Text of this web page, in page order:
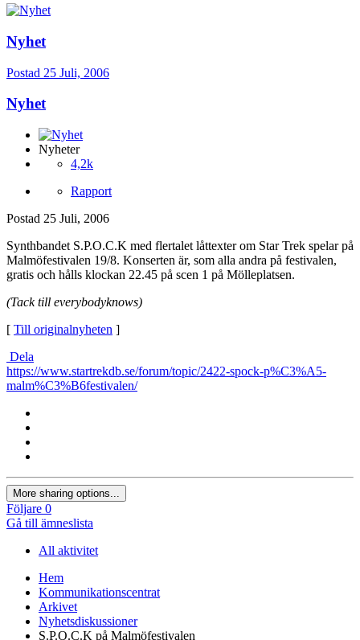
Nyhet
Postad 25 Juli, 2006
Nyhet
Nyheter
4,2k
Rapport
Postad 25 Juli, 2006
Synthbandet S.P.O.C.K med flertalet låttexter om Star Trek spelar på
Malmöfestivalen 19/8. Konserten är, som alla andra på festivalen,
gratis och hålls klockan 22.45 på scen 1 på Mölleplatsen.
(Tack till everybodyknows)
[ Till originalnyheten ]
Dela
https://www.startrekdb.se/forum/topic/2422-spock-p%C3%A5-
malm%C3%B6festivalen/
More sharing options...
Följare 0
Gå till ämneslista
All aktivitet
Hem
Kommunikationscentrat
Arkivet
Nyhetsdiskussioner
S.P.O.C.K på Malmöfestivalen